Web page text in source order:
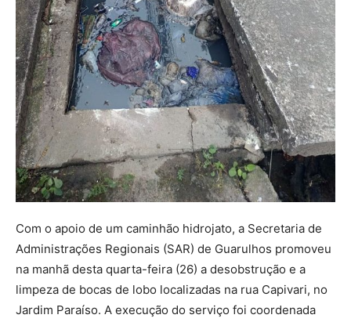
Com o apoio de um caminhão hidrojato, a Secretaria de
Administrações Regionais (SAR) de Guarulhos promoveu
na manhã desta quarta-feira (26) a desobstrução e a
limpeza de bocas de lobo localizadas na rua Capivari, no
Jardim Paraíso. A execução do serviço foi coordenada